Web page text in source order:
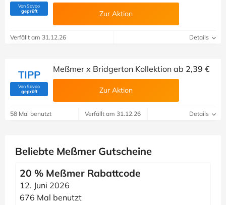
Von Savoo
geprüft(Von Savoo geprüft) Zur Aktion
Verfällt am 31.12.26 Details
TIPP
Von Savoo
geprüft(Von Savoo geprüft)
Meßmer x Bridgerton Kollektion ab 2,39 €
Zur Aktion
58 Mal benutzt Verfällt am 31.12.26 Details
Beliebte Meßmer Gutscheine
20 % Meßmer Rabattcode
12. Juni 2026
676 Mal benutzt